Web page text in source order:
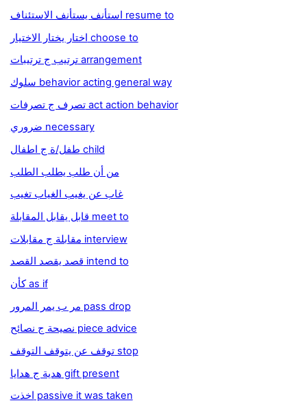
استأنف يستأنف الاستئناف resume to
اختار يختار الاختيار choose to
ترتيب ج ترتيبات arrangement
سلوك behavior acting general way
تصرف ج تصرفات act action behavior
ضروري necessary
طفل/ة ج اطفال child
من أن طلب يطلب الطلب
غاب عن يغيب الغياب تغيب
قابل يقابل المقابلة meet to
مقابلة ج مقابلات interview
قصد يقصد القصد intend to
كأن as if
مر ب يمر المرور pass drop
نصيحة ج نصائح piece advice
توقف عن يتوقف التوقف stop
هدية ج هدايا gift present
اخذت passive it was taken